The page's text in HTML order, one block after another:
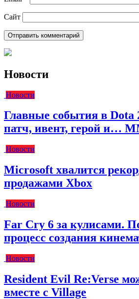
Сайт
Новости
Новости
Главные события в Dota
патч, ивент, герой и…
Новости
Microsoft хвалится
продажами Xbox
Новости
Far Cry 6 за кулисами.
процесс создания
Новости
Resident Evil Re:Verse
вместе с Village